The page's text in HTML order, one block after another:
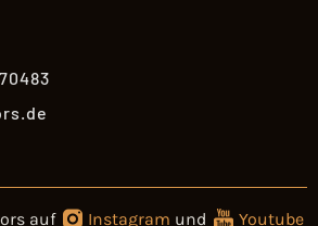
auf Instagram und Youtube